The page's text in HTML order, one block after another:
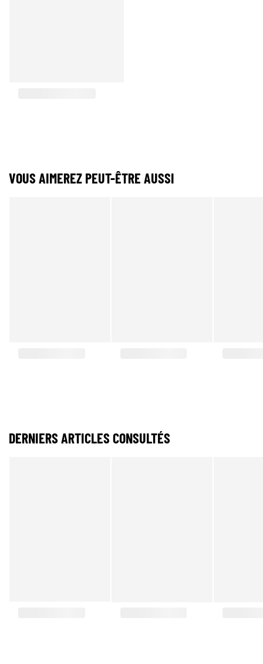
VOUS AIMEREZ PEUT-ÊTRE AUSSI
DERNIERS ARTICLES CONSULTÉS